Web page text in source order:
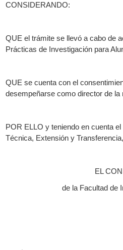
CONSIDERANDO:
QUE el trámite se llevó a cabo de
Prácticas de Investigación para
QUE se cuenta con el
desempeñarse como director de la
POR ELLO y teniendo en cuenta
Técnica, Extensión y Transferencia,
EL
de la Facultad de